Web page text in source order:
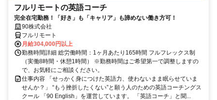
フルリモートの英語コーチ
完全在宅勤務！「好き」も「キャリア」も諦めない働き方可！
90株式会社
フルリモート
月給304,000円以上
勤務時間詳細 総労働時間：1ヶ月あたり165時間 フルフレックス制
（実働8時間・休憩1時間） ※勤務時間はご希望第一で調整しますの
で、お気軽にご相談ください。
仕事内容 「せっかく身につけた英語力、使わないまま眠らせていま
せんか？」 “もう挫折したくない”と願う人のための英語コーチングス
クール 「90 English」を運営しています。 「英語コーチ」と聞...